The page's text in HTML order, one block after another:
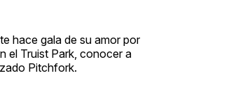
hace gala de su amor por
el Truist Park, conocer a
Pitchfork.